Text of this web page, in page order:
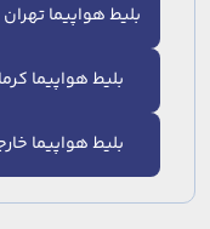
بلیط هواپیما
بلیط هواپیما